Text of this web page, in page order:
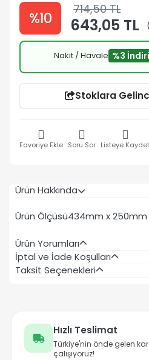
%10 714,50 TL
643,05 TL
Nakit / Havale %3
Stoklara
Favoriye Ekle Soru Sor Listeye Kaydet
Ürün Hakkında
Ürün Ölçüsü434mm x 250mm
Ürün Yorumları
İptal ve İade Koşulları
Taksit Seçenekleri
Hızlı Teslimat
Türkiye'nin önde gelen
çalışıyoruz!